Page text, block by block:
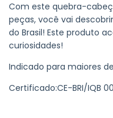
Com este quebra-
peças, você vai
do Brasil! Este produto
curiosidades!
Indicado para maiores
Certificado:CE-BRI/IQB